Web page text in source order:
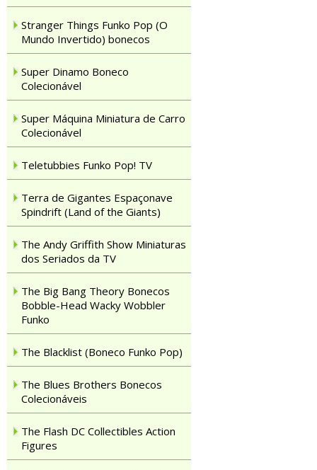
Stranger Things Funko Pop (O
Mundo Invertido) bonecos
Super Dinamo Boneco
Colecionável
Super Máquina Miniatura de Carro
Colecionável
Teletubbies Funko Pop! TV
Terra de Gigantes Espaçonave
Spindrift (Land of the Giants)
The Andy Griffith Show Miniaturas
dos Seriados da TV
The Big Bang Theory Bonecos
Bobble-Head Wacky Wobbler
Funko
The Blacklist (Boneco Funko Pop)
The Blues Brothers Bonecos
Colecionáveis
The Flash DC Collectibles Action
Figures